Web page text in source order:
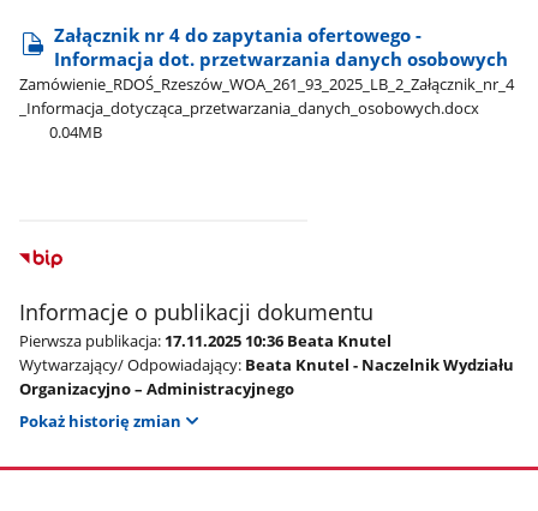
Załącznik nr 4 do zapytania ofertowego -
Informacja dot. przetwarzania danych osobowych
Zamówienie​_RDOŚ​_Rzeszów​_WOA​_261​_93​_2025​_LB​_2​_Załącznik​_nr​_4​
_Informacja​_dotycząca​_przetwarzania​_danych​_osobowych.docx
0.04MB
Informacje o publikacji dokumentu
Pierwsza publikacja: 17.11.2025 10:36 Beata Knutel
Wytwarzający/ Odpowiadający: Beata Knutel - Naczelnik Wydziału
Organizacyjno – Administracyjnego
Pokaż historię zmian